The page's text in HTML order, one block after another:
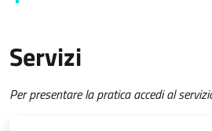
Servizi
Per presentare la pratica accedi al